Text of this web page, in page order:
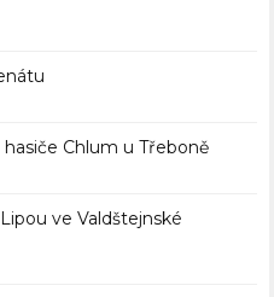
Chlum u Třeboně
ve Valdštejnské